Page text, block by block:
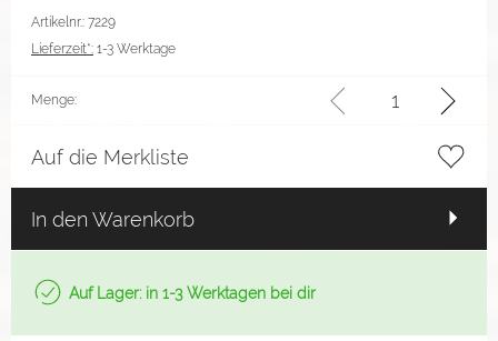
Artikelnr.: 7229
Lieferzeit*: 1-3 Werktage
Menge:
Auf die Merkliste
In den Warenkorb
Auf Lager: in 1-3 Werktagen bei dir